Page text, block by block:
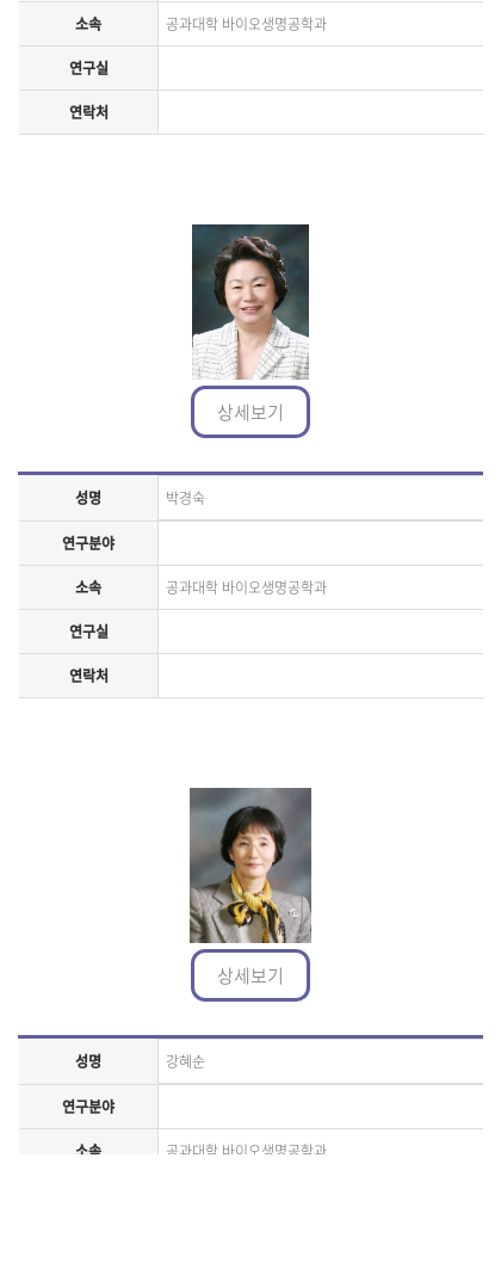
소속 공과대학 바이오생명공학과
연구실
연락처
상세보기
성명 박경숙
연구분야
소속 공과대학 바이오생명공학과
연구실
연락처
상세보기
성명 강혜순
연구분야
소속 공과대학 바이오생명공학과